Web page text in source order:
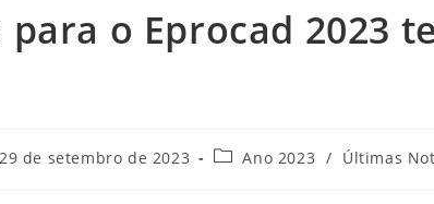
para o Eprocad 2023
29 de setembro de 2023
Categoria
Ano 2023 / Últimas